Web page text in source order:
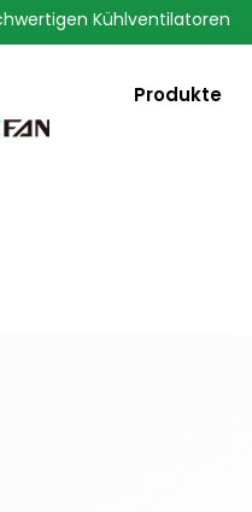
you might be speaking a
Kühlventilatoren
Produkte